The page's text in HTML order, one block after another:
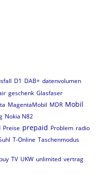
D1 DAB+ datenvolumen
geschenk Glasfaser
MagentaMobil MDR Mobil
Nokia N82
Preise prepaid Problem radio
T-Online Taschenmodus
TV UKW unlimited vertrag